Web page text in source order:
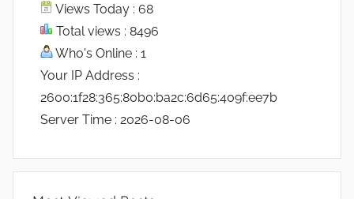
Views Today : 68
Total views : 8496
Who's Online : 1
Your IP Address :
2600:1f28:365:80b0:ba2c:6d65:409f:ee7b
Server Time : 2026-08-06